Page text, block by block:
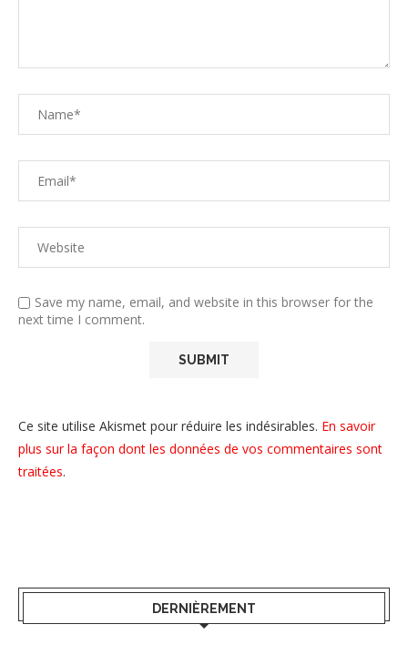
Save my name, email, and website in this browser for the
next time I comment.
Ce site utilise Akismet pour réduire les indésirables. En savoir
plus sur la façon dont les données de vos commentaires sont
traitées.
DERNIÈREMENT